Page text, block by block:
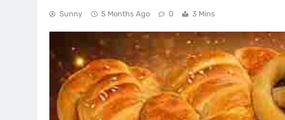
Sunny 5 Months Ago 0 3 Mins